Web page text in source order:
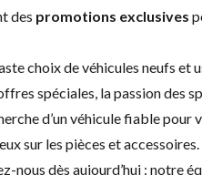
des promotions exclusives
choix devéhicules neufs et
spéciales, la passion des
d’un véhicule fiable
sur les pièces et accessoires.
nous dès aujourd’hui : notre